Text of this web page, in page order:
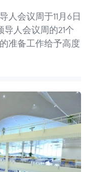
人会议周于11月6日
导人会议周的21个
准备工作给予高度